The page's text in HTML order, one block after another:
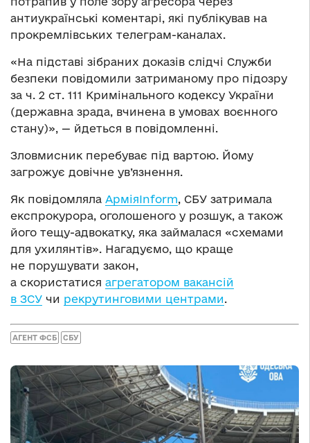
антиукраїнські коментарі, які публікував на
прокремлівських телеграм-каналах.
«На підставі зібраних доказів слідчі Служби
безпеки повідомили затриманому про підозру
за ч. 2 ст. 111 Кримінального кодексу України
(державна зрада, вчинена в умовах воєнного
стану)», — йдеться в повідомленні.
Зловмисник перебуває під вартою. Йому
загрожує довічне ув’язнення.
Як повідомляла АрміяInform, СБУ затримала
експрокурора, оголошеного у розшук, а також
його тещу-адвокатку, яка займалася «схемами
для ухилянтів». Нагадуємо, що краще
не порушувати закон,
а скористатися агрегатором вакансій
в ЗСУ чи рекрутинговими центрами.
АГЕНТ ФСБ СБУ